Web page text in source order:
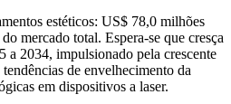
estéticos: US$ 78,0 milhões
mercado total. Espera-se que cresça
a 2034, impulsionado pela crescente
de envelhecimento da
em dispositivos a laser.